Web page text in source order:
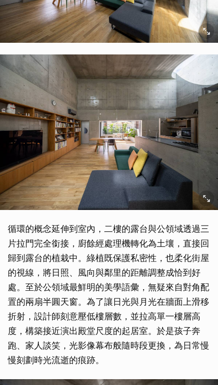
循環的概念延伸到室內，二樓的露台與公領域透過三
片拉門完全銜接，廚餘經處理機轉化為土壤，直接回
歸到露台的植栽中。綠植既保護私密性，也柔化街屋
的視線，將日照、風向與鄰里的距離調整成恰到好
處。至於公領域最鮮明的美學語彙，無疑來自對角配
置的兩扇半圓天窗。為了讓日光與月光在牆面上滑移
折射，設計師刻意壓低樓層數，並拉高單一樓層高
度，構築接近演出殿堂尺度的起居室。於是孩子奔
跑、家人談笑，光影像幕布般隨時段更換，為日常慢
慢刻劃時光流逝的痕跡。